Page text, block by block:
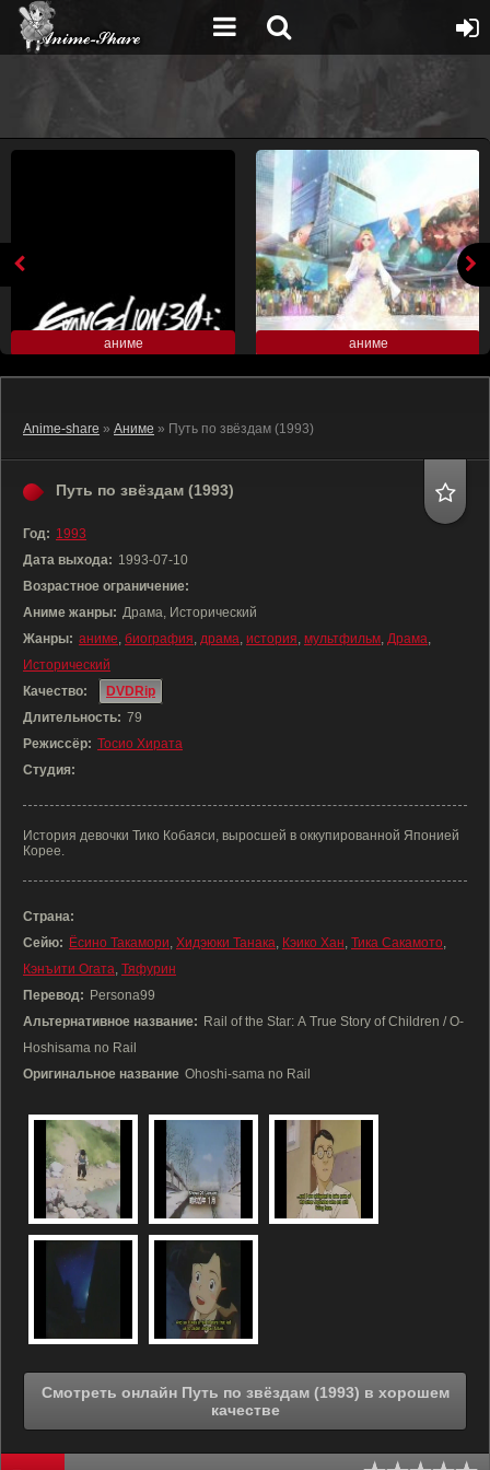
аниме аниме
Anime-share » Аниме » Путь по звёздам (1993)
Путь по звёздам (1993)
Год: 1993
Дата выхода: 1993-07-10
Возрастное ограничение:
Аниме жанры: Драма, Исторический
Жанры: аниме, биография, драма, история, мультфильм, Драма,
Исторический
Качество:
DVDRip
Длительность: 79
Режиссёр: Тосио Хирата
Студия:
История девочки Тико Кобаяси, выросшей в оккупированной Японией
Корее.
Страна:
Сейю: Ёсино Такамори, Хидэюки Танака, Кэико Хан, Тика Сакамото,
Кэнъити Огата, Тяфурин
Перевод: Persona99
Альтернативное название: Rail of the Star: A True Story of Children / O-
Hoshisama no Rail
Оригинальное название Ohoshi-sama no Rail
Смотреть онлайн Путь по звёздам (1993) в хорошем
качестве